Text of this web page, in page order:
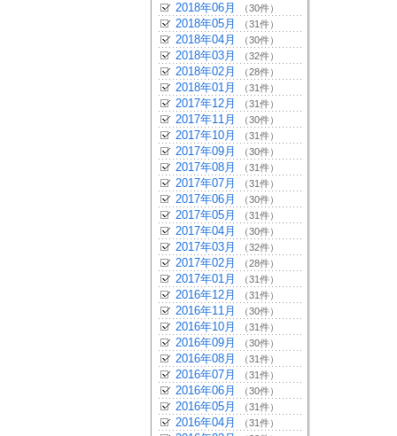
2018年06月 （30件）
2018年05月 （31件）
2018年04月 （30件）
2018年03月 （32件）
2018年02月 （28件）
2018年01月 （31件）
2017年12月 （31件）
2017年11月 （30件）
2017年10月 （31件）
2017年09月 （30件）
2017年08月 （31件）
2017年07月 （31件）
2017年06月 （30件）
2017年05月 （31件）
2017年04月 （30件）
2017年03月 （32件）
2017年02月 （28件）
2017年01月 （31件）
2016年12月 （31件）
2016年11月 （30件）
2016年10月 （31件）
2016年09月 （30件）
2016年08月 （31件）
2016年07月 （31件）
2016年06月 （30件）
2016年05月 （31件）
2016年04月 （31件）